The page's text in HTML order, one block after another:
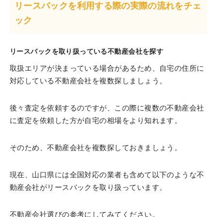
リースバックを利用する際の実際の流れをチェ
ック
リースバックを取り扱っている不動産会社を探す
取扱エリアが決まっている場合があるため、自宅の住所に
対応している不動産会社を複数探しましょう。
後々査定を依頼するのですが、この際に複数の不動産会社
に査定を依頼した方が自宅の相場をより知れます。
そのため、不動産会社を複数探しておきましょう。
現在、山口県には全国対応の業者も含めて以下のような不
動産会社がリースバックを取り扱っています。
不動産会社選びの参考にしてみてください。